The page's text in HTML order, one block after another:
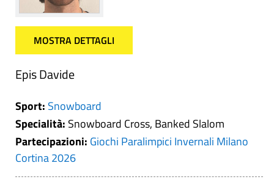
MOSTRA DETTAGLI
Epis Davide
Sport: Snowboard
Specialità: Snowboard Cross, Banked Slalom
Partecipazioni: Giochi Paralimpici Invernali Milano
Cortina 2026